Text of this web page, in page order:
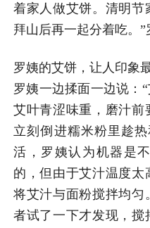
着家人做艾饼。清明
拜山后再一起分着吃。”
罗姨的艾饼，让人印象
罗姨一边揉面一边说：
艾叶青涩味重，磨汁
立刻倒进糯米粉里趁
活，罗姨认为机器是
的，但由于艾汁温度
将艾汁与面粉搅拌均
者试了一下才发现，搅